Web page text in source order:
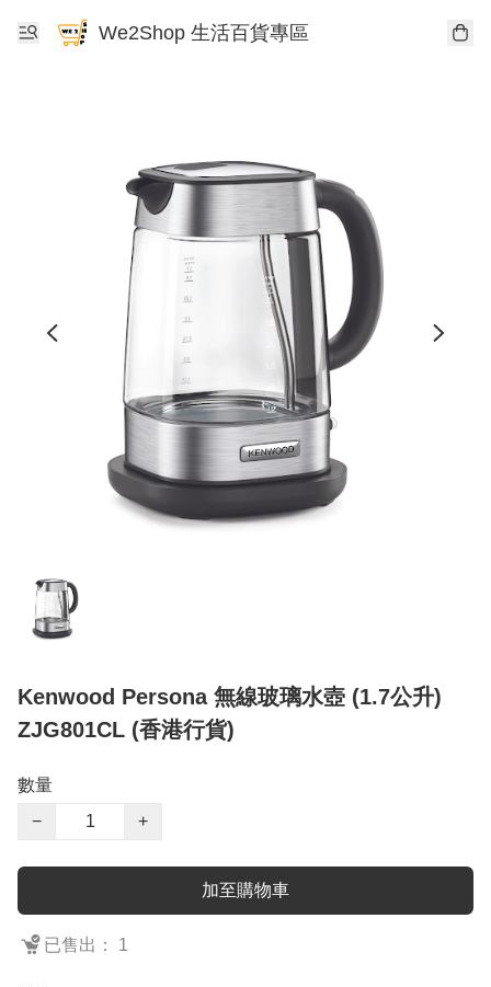
We2Shop 生活百貨專區
Kenwood Persona 無線玻璃水壺 (1.7公升)
ZJG801CL (香港行貨)
數量
−
+
加至購物車
已售出： 1